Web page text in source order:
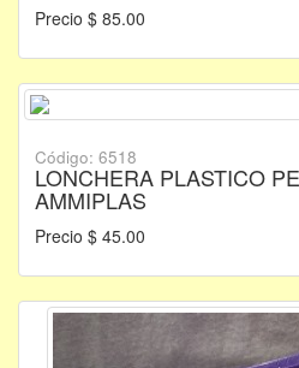
Precio $ 85.00
Código: 6518
LONCHERA PLASTICO
AMMIPLAS
Precio $ 45.00